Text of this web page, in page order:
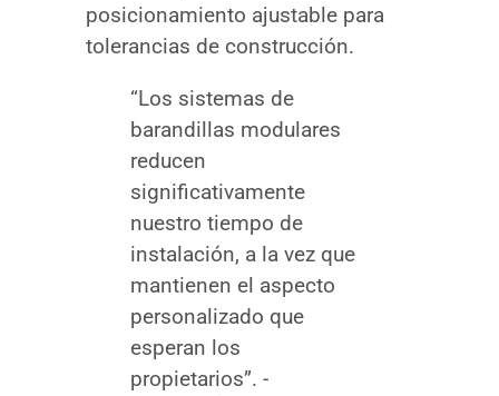
posicionamiento ajustable para
tolerancias de construcción.
“Los sistemas de
barandillas modulares
reducen
significativamente
nuestro tiempo de
instalación, a la vez que
mantienen el aspecto
personalizado que
esperan los
propietarios”. -